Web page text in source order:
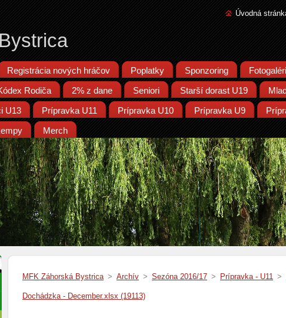
Úvodná
Registrácia nových hráčov Poplatky Sponzoring
Rodiča 2% z dane Seniori Starší dorast U19
U13 Prípravka U11 Prípravka U10 Prípravka U9
Merch
MFK Záhorská Bystrica > Archív > Sezóna 2016/17 > Prípravka - U11 >
Dochádzka - December.xlsx (19113)